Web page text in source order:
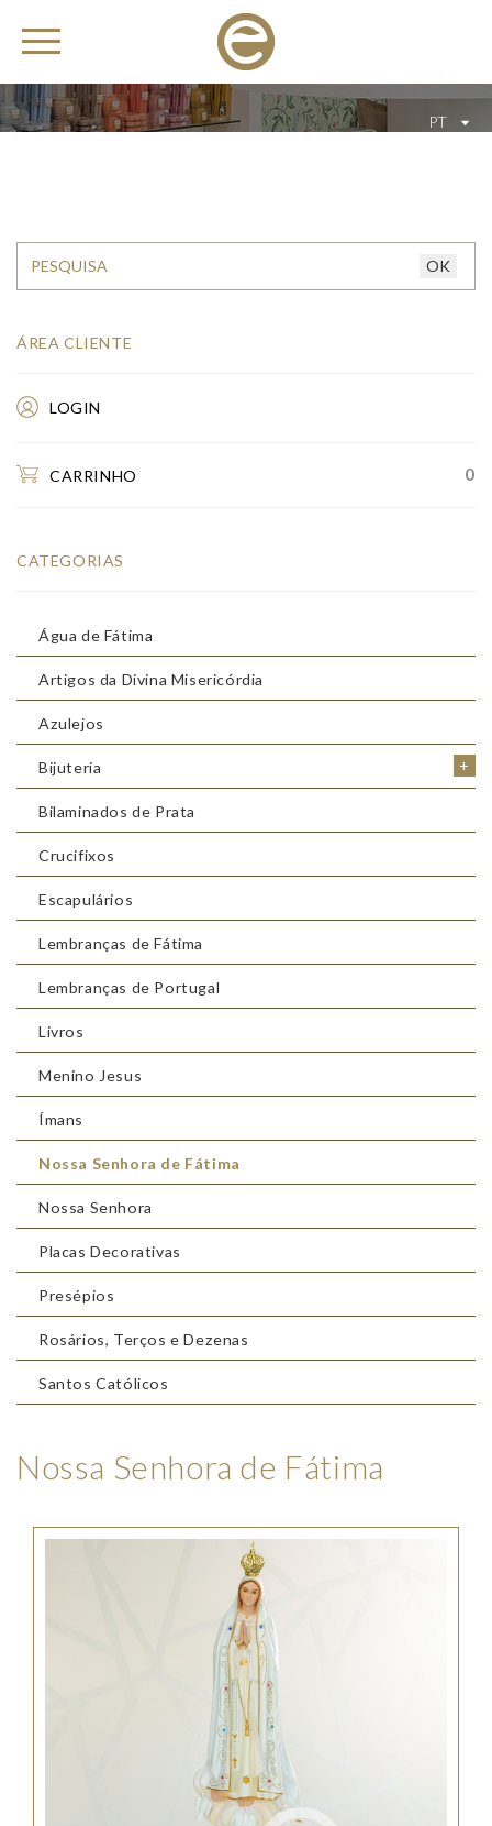
PT
ÁREA CLIENTE
LOGIN
CARRINHO 0
CATEGORIAS
Água de Fátima
Artigos da Divina Misericórdia
Azulejos
+
Bijuteria
Bilaminados de Prata
Crucifixos
Escapulários
Lembranças de Fátima
Lembranças de Portugal
Livros
Menino Jesus
Ímans
Nossa Senhora de Fátima
Nossa Senhora
Placas Decorativas
Presépios
Rosários, Terços e Dezenas
Santos Católicos
Nossa Senhora de Fátima